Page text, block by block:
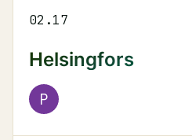
02.17
Helsingfors
P